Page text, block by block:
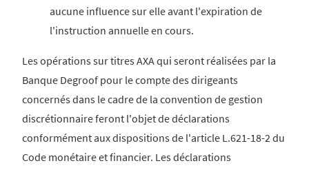
aucune influence sur elle avant l'expiration de
l'instruction annuelle en cours.
Les opérations sur titres AXA qui seront réalisées par la
Banque Degroof pour le compte des dirigeants
concernés dans le cadre de la convention de gestion
discrétionnaire feront l'objet de déclarations
conformément aux dispositions de l'article L.621-18-2 du
Code monétaire et financier. Les déclarations